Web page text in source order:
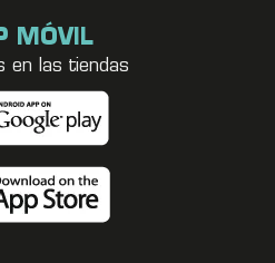
MÓVIL
en las tiendas